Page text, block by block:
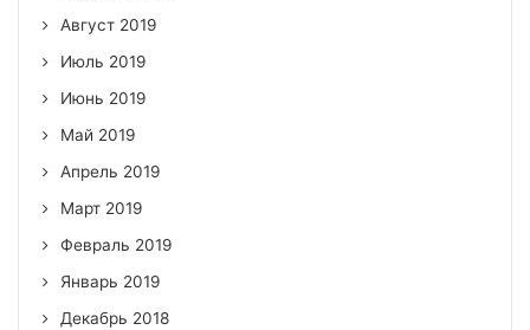
Август 2019
Июль 2019
Июнь 2019
Май 2019
Апрель 2019
Март 2019
Февраль 2019
Январь 2019
Декабрь 2018